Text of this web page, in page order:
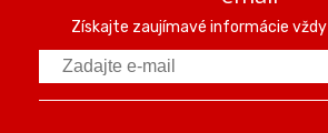
Získajte zaujímavé informácie